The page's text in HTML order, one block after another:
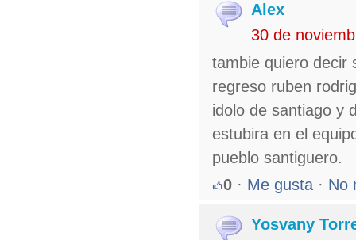
Alex
30 de
tambie quiero decir
regreso ruben
idolo de santiago y
estubira en el
pueblo santiguero.
0 · Me gusta · No
Yosvany